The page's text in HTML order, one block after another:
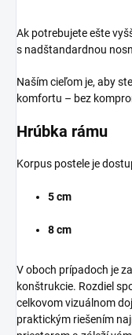
Ak potrebujete ešte
s nadštandardnou
Naším cieľom je, aby
komfortu – bez
Hrúbka rámu
Korpus postele je
5 cm
8 cm
V oboch prípadoch je
konštrukcie. Rozdiel
celkovom vizuálnom
praktickým riešením